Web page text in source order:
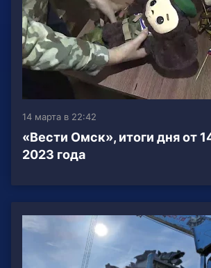
14 марта в 22:42
«Вести Омск», итоги дня от
2023 года